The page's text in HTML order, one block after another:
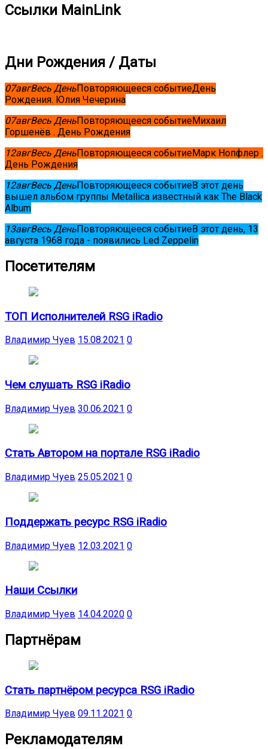
Ссылки MainLink
Дни Рождения / Даты
07авгВесь ДеньПовторяющееся событиеДень
Рождения. Юлия Чечерина
07авгВесь ДеньПовторяющееся событиеМихаил
Горшенёв . День Рождения
12авгВесь ДеньПовторяющееся событиеМарк Нопфлер .
День Рождения
12авгВесь ДеньПовторяющееся событиеВ этот день
вышел альбом группы Metallica известный как The Black
Album
13авгВесь ДеньПовторяющееся событиеВ этот день, 13
августа 1968 года - появились Led Zeppelin
Посетителям
ТОП Исполнителей RSG iRadio
Владимир Чуев 15.08.2021 0
Чем слушать RSG iRadio
Владимир Чуев 30.06.2021 0
Стать Автором на портале RSG iRadio
Владимир Чуев 25.05.2021 0
Поддержать ресурс RSG iRadio
Владимир Чуев 12.03.2021 0
Наши Ссылки
Владимир Чуев 14.04.2020 0
Партнёрам
Стать партнёром ресурса RSG iRadio
Владимир Чуев 09.11.2021 0
Рекламодателям